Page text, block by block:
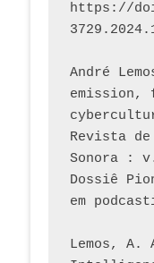
https://
André
emission,
Revista de
Sonora :
Dossiê
em
Lemos,